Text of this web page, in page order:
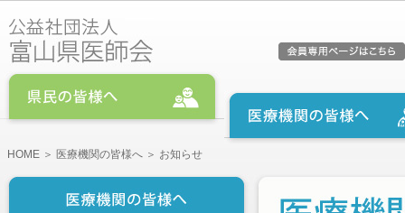
HOME ＞ 医療機関の皆様へ ＞ お知らせ